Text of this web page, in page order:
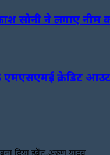
सोनी ने लगाए नीम
क्रेडिट